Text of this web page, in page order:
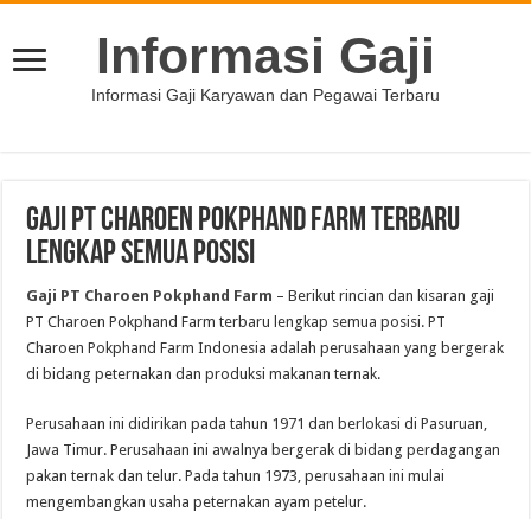
Informasi Gaji
Informasi Gaji Karyawan dan Pegawai Terbaru
Gaji PT Charoen Pokphand Farm Terbaru
Lengkap Semua Posisi
Gaji PT Charoen Pokphand Farm – Berikut rincian dan kisaran gaji
PT Charoen Pokphand Farm terbaru lengkap semua posisi. PT
Charoen Pokphand Farm Indonesia adalah perusahaan yang bergerak
di bidang peternakan dan produksi makanan ternak.
Perusahaan ini didirikan pada tahun 1971 dan berlokasi di Pasuruan,
Jawa Timur. Perusahaan ini awalnya bergerak di bidang perdagangan
pakan ternak dan telur. Pada tahun 1973, perusahaan ini mulai
mengembangkan usaha peternakan ayam petelur.